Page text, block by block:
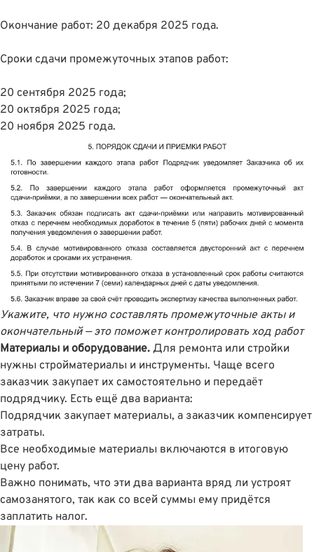
Окончание работ: 20 декабря 2025 года.
Сроки сдачи промежуточных этапов работ:
20 сентября 2025 года;
20 октября 2025 года;
20 ноября 2025 года.
Укажите, что нужно составлять промежуточные акты и
окончательный — это поможет контролировать ход работ
Материалы и оборудование. Для ремонта или стройки
нужны стройматериалы и инструменты. Чаще всего
заказчик закупает их самостоятельно и передаёт
подрядчику. Есть ещё два варианта:
Подрядчик закупает материалы, а заказчик компенсирует
затраты.
Все необходимые материалы включаются в итоговую
цену работ.
Важно понимать, что эти два варианта вряд ли устроят
самозанятого, так как со всей суммы ему придётся
заплатить налог.